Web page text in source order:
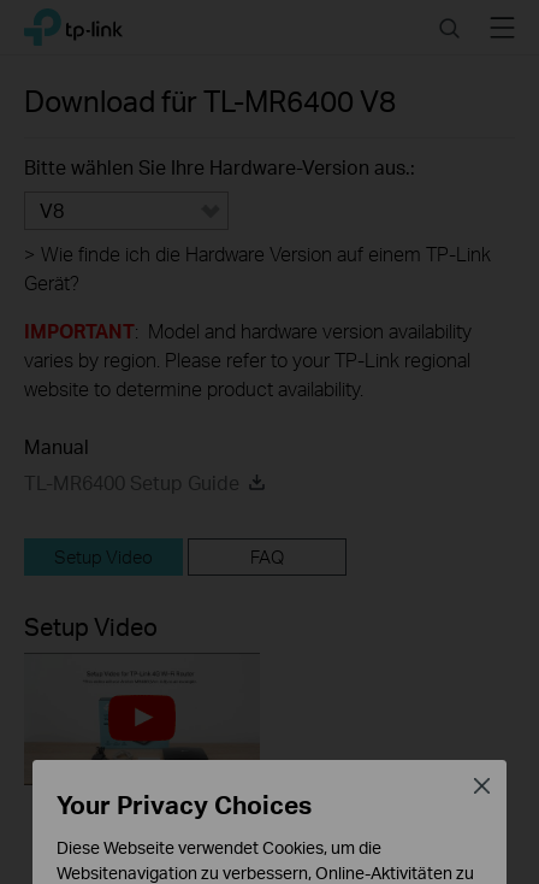
Click
navigation
TP-Link, Reliably Smart SearchMenu
Download fürTL-MR6400 V8
Bitte wählen Sie Ihre Hardware-Version aus.:
V8
> Wie finde ich die Hardware Version auf einem TP-Link
Gerät?
IMPORTANT: Model and hardware version availability
varies by region. Please refer to your TP-Link regional
website to determine product availability.
Manual
TL-MR6400 Setup Guide
Setup Video FAQ
Setup Video
How to Set up TP-
Link 4G WiFi Router
Your Privacy Choices
Diese Webseite verwendet Cookies, um die
Websitenavigation zu verbessern, Online-Aktivitäten zu
Close